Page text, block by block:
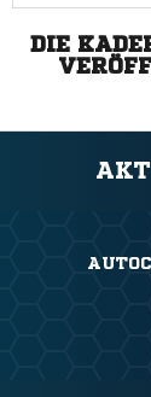
DIE